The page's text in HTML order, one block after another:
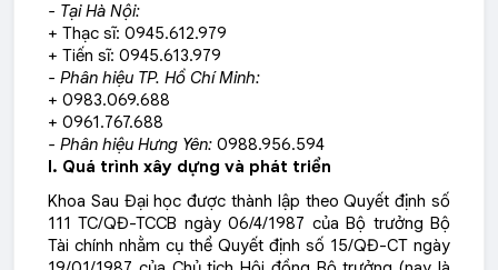
- Tại Hà Nội:
+ Thạc sĩ: 0945.612.979
+ Tiến sĩ: 0945.613.979
- Phân hiệu TP. Hồ Chí Minh:
+ 0983.069.688
+ 0961.767.688
- Phân hiệu Hưng Yên: 0988.956.594
I. Quá trình xây dựng và phát triển
Khoa Sau Đại học được thành lập theo Quyết định số
111 TC/QĐ-TCCB ngày 06/4/1987 của Bộ trưởng Bộ
Tài chính nhằm cụ thể Quyết định số 15/QĐ-CT ngày